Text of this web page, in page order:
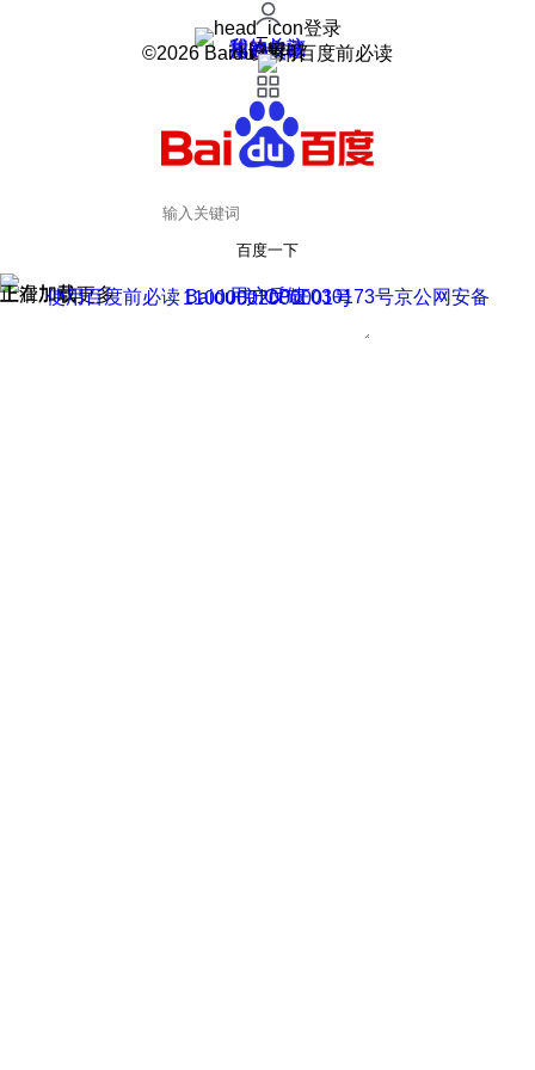
登录
我的关注
我的收藏
皮肤中心
用户反馈
设置
©2026 Baidu 使用百度前必读
百度一下
正在加载
上滑加载更多 用户反馈
使用百度前必读 Baidu 京ICP证030173号
京公网安备11000002000001号